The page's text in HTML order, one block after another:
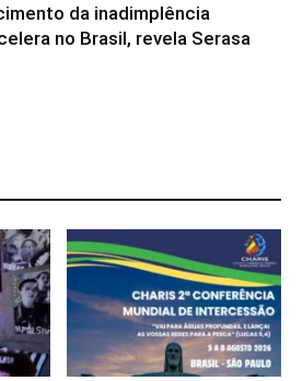
da inadimplência
no Brasil, revela Serasa